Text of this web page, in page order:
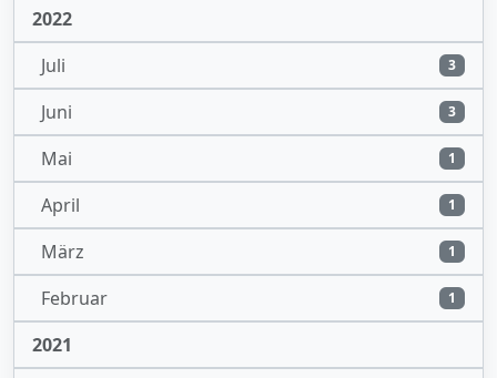
2022
Juli
3
Juni 3
Mai 1
April 1
März 1
Februar 1
2021